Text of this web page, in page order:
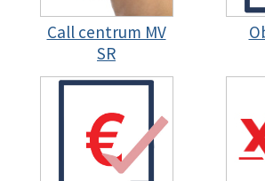
Call centrum MV
SR